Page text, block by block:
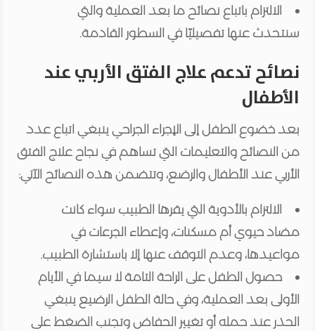
الالتزام باتباع نصائح ما بعد العملية والتي
سنتحدث عنها تفصيليًا في السطور القادمة.
نصائح تدعم علاج الفتق الأربي عند
الأطفال
بعد خضوع الطفل إلى الإجراء الجراحي ينبغي اتباع عدد
من النصائح والتعليمات التي تساهم في نجاح علاج الفتق
الأربي عند الأطفال والرضع، وتتضمن هذه النصائح الآتي:
الالتزام بالأدوية التي يقرها الطبيب سواء كانت
مضاد حيوي أم مسكنات، وإعطاء الجرعات في
مواعيدها، وعدم التوقف عنها إلا باستشارة الطبيب.
حصول الطفل على الراحة التامة لا سيما في الأيام
الأولى بعد العملية، وفي حالة الطفل الرضيع ينبغي
الحذر عند حمله أو تغيير الحفاض وتجنب الضغط على